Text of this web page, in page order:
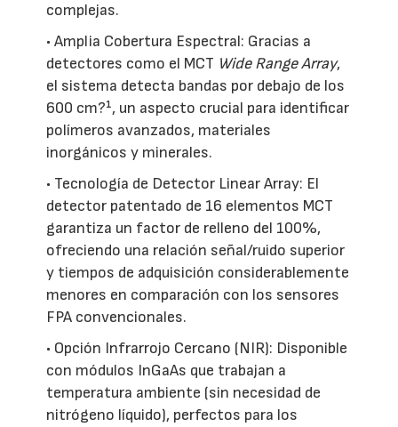
complejas.
• Amplia Cobertura Espectral: Gracias a
detectores como el MCT Wide Range Array,
el sistema detecta bandas por debajo de los
600 cm?¹, un aspecto crucial para identificar
polímeros avanzados, materiales
inorgánicos y minerales.
• Tecnología de Detector Linear Array: El
detector patentado de 16 elementos MCT
garantiza un factor de relleno del 100%,
ofreciendo una relación señal/ruido superior
y tiempos de adquisición considerablemente
menores en comparación con los sensores
FPA convencionales.
• Opción Infrarrojo Cercano (NIR): Disponible
con módulos InGaAs que trabajan a
temperatura ambiente (sin necesidad de
nitrógeno líquido), perfectos para los